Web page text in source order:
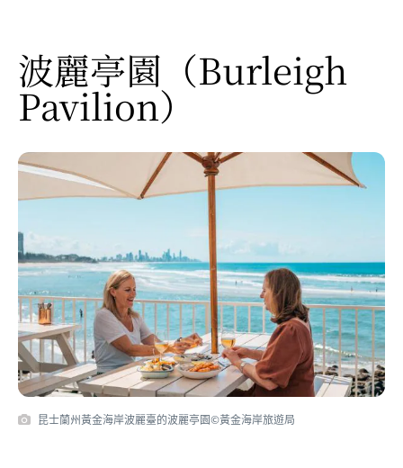
波麗亭園 （Burleigh
Pavilion）
昆士蘭州黃金海岸波麗臺的波麗亭園©黃金海岸旅遊局